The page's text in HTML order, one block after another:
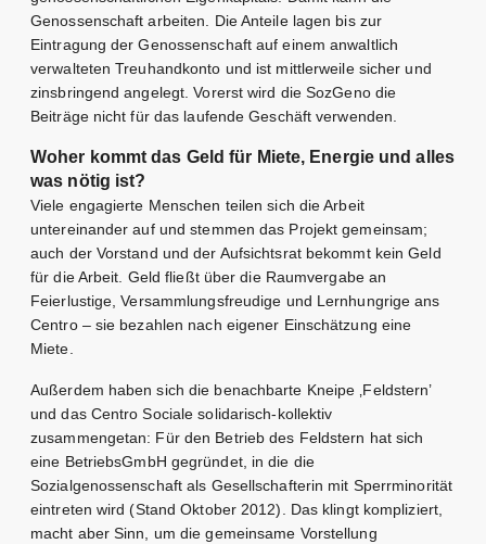
Genossenschaft arbeiten. Die Anteile lagen bis zur
Eintragung der Genossenschaft auf einem anwaltlich
verwalteten Treuhandkonto und ist mittlerweile sicher und
zinsbringend angelegt. Vorerst wird die SozGeno die
Beiträge nicht für das laufende Geschäft verwenden.
Woher kommt das Geld für Miete, Energie und alles
was nötig ist?
Viele engagierte Menschen teilen sich die Arbeit
untereinander auf und stemmen das Projekt gemeinsam;
auch der Vorstand und der Aufsichtsrat bekommt kein Geld
für die Arbeit. Geld fließt über die Raumvergabe an
Feierlustige, Versammlungsfreudige und Lernhungrige ans
Centro – sie bezahlen nach eigener Einschätzung eine
Miete.
Außerdem haben sich die benachbarte Kneipe ‚Feldstern’
und das Centro Sociale solidarisch-kollektiv
zusammengetan: Für den Betrieb des Feldstern hat sich
eine BetriebsGmbH gegründet, in die die
Sozialgenossenschaft als Gesellschafterin mit Sperrminorität
eintreten wird (Stand Oktober 2012). Das klingt kompliziert,
macht aber Sinn, um die gemeinsame Vorstellung